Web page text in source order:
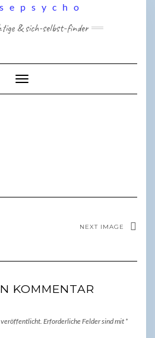
& sich-selbst-finder
Toggle Navigation
NEXT IMAGE
KOMMENTAR
Erforderliche Felder sind mit *